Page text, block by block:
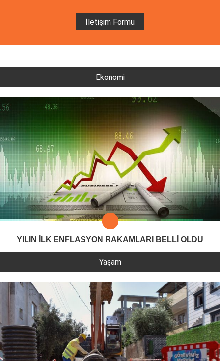
İletişim Formu
Ekonomi
YILIN İLK ENFLASYON RAKAMLARI BELLİ OLDU
Yaşam